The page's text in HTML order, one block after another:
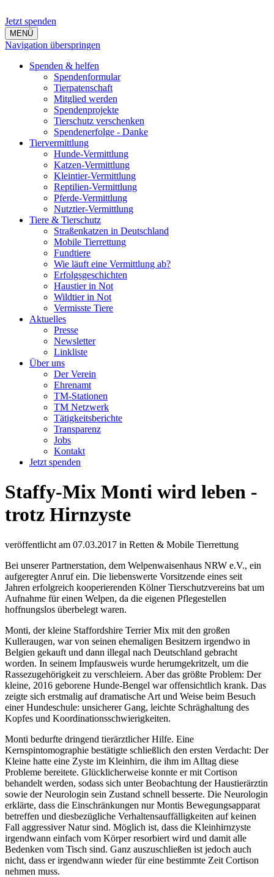
Jetzt spenden
MENÜ
Navigation überspringen
Spenden & helfen
Spendenformular
Tierpatenschaft
Mitglied werden
Spendenprojekte
Tierschutz verschenken
Spendenerfolge - Danke
Tiervermittlung
Hunde-Vermittlung
Katzen-Vermittlung
Kleintier-Vermittlung
Reptilien-Vermittlung
Pferde-Vermittlung
Nutztier-Vermittlung
Tiere & Tierschutz
Straßenkatzen in Deutschland
Mobile Tierrettung
Fundtiere
Wie läuft eine Vermittlung ab?
Erfolgsgeschichten
Haustier in Not
Wildtier in Not
Vermisste Tiere
Aktuelles
Presse
Newsletter
Linkliste
Über uns
Der Verein
Ehrenamt
TM-Stationen
TM Netzwerk
Tätigkeitsberichte
Transparenz
Jobs
Kontakt
Jetzt spenden
Staffy-Mix Monti wird leben -
trotz Hirnzyste
veröffentlicht am 07.03.2017 in Retten & Mobile Tierrettung
Bei unserer Partnerstation, dem Welpenwaisenhaus NRW e.V., ein
aufgeregter Anruf ein. Die liebenswerte Vorsitzende eines seit
Jahren erfolgreich kooperierenden Kölner Tierschutzvereins bat um
Aufnahme für einen Welpen, da die eigenen Pflegestellen
hoffnungslos überbelegt waren.
Monti, der kleine Staffordshire Terrier Mix mit den großen
Kulleraugen, war von seinen ehemaligen Besitzern irgendwo in
Belgien gekauft und dann illegal nach Deutschland gebracht
worden. In seinem Impfausweis wurde herumgekritzelt, um die
Rassezugehörigkeit zu verschleiern. Aber das größte Problem: Der
kleine, 2016 geborene Hunde-Bengel war offensichtlich krank. Das
zeigte sich erstmalig auf dramatische Art und Weise beim Besuch
einer Hundeschule: unsicherer Gang, leichte Schräghaltung des
Kopfes und Koordinationsschwierigkeiten.
Monti bedurfte dringend tierärztlicher Hilfe. Eine
Kernspintomographie bestätigte schließlich den ersten Verdacht: Der
Kleine hatte eine Zyste im Kleinhirn, die ihm im Alltag diese
Probleme bereitete. Glücklicherweise konnte er mit Cortison
behandelt werden, sodass sich unter Beobachtung der Haustierärztin
sowie der Neurologin sein Zustand schnell besserte. Die Neurologin
erklärte, dass die Einschränkungen nur Montis Bewegungsapparat
betreffen und diesbezügliche Verhaltensauffälligkeiten auf keinen
Fall aggressiver Natur sind. Möglich ist, dass die Kleinhirnzyste
irgendwann einfach vom Körper resorbiert wird und damit alle
Bedenken vom Tisch sind. Ganz auszuschließen ist jedoch auch
nicht, dass er irgendwann wieder für eine bestimmte Zeit Cortison
nehmen muss.